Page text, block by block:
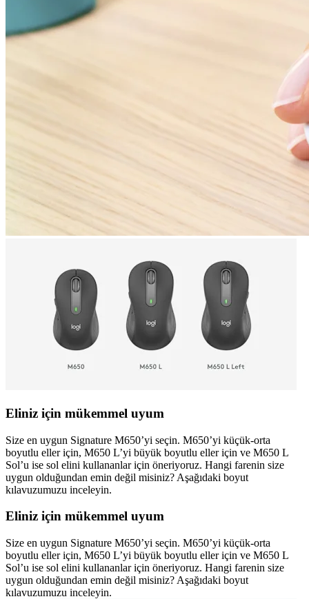
Eliniz için mükemmel uyum
Size en uygun Signature M650’yi seçin. M650’yi küçük-orta
boyutlu eller için, M650 L’yi büyük boyutlu eller için ve M650 L
Sol’u ise sol elini kullananlar için öneriyoruz. Hangi farenin size
uygun olduğundan emin değil misiniz? Aşağıdaki boyut
kılavuzumuzu inceleyin.
Eliniz için mükemmel uyum
Size en uygun Signature M650’yi seçin. M650’yi küçük-orta
boyutlu eller için, M650 L’yi büyük boyutlu eller için ve M650 L
Sol’u ise sol elini kullananlar için öneriyoruz. Hangi farenin size
uygun olduğundan emin değil misiniz? Aşağıdaki boyut
kılavuzumuzu inceleyin.